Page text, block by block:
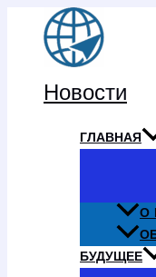
Перейти
содержимому
Новости
ГЛАВНАЯ
О
БУДУЩЕЕ